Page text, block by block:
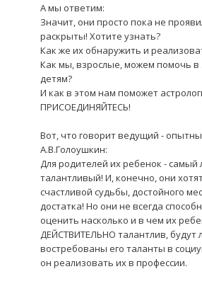
А мы ответим:
Значит, они просто пока не
раскрыты! Хотите узнать?
Как же их обнаружить и
Как мы, взрослые, можем помочь
детям?
И как в этом нам поможет
ПРИСОЕДИНЯЙТЕСЬ!
Вот, что говорит ведущий -
А.В.Голоушкин:
Для родителей их ребенок -
талантливый! И, конечно, они
счастливой судьбы, достойного
достатка! Но они не всегда
оценить насколько и в чем их
ДЕЙСТВИТЕЛЬНО талантлив, будут
востребованы его таланты в
он реализовать их в профессии.